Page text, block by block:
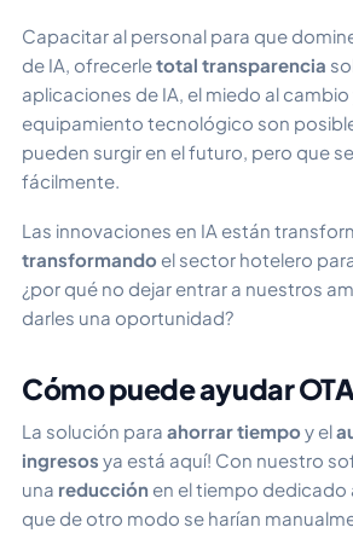
Capacitar al personal para que
de IA, ofrecerletotal transparencia
aplicaciones de IA, el miedo al
equipamiento tecnológico son
pueden surgir en el futuro, pero que
fácilmente.
Las innovaciones en IA están
transformando el sector hotelero
¿por qué no dejar entrar a nuestros
darles una oportunidad?
Cómo puede ayudar
La solución para ahorrar tiempo y el
ingresos ya está aquí! Con nuestro
una reducción en el tiempo dedicado
que de otro modo se harían